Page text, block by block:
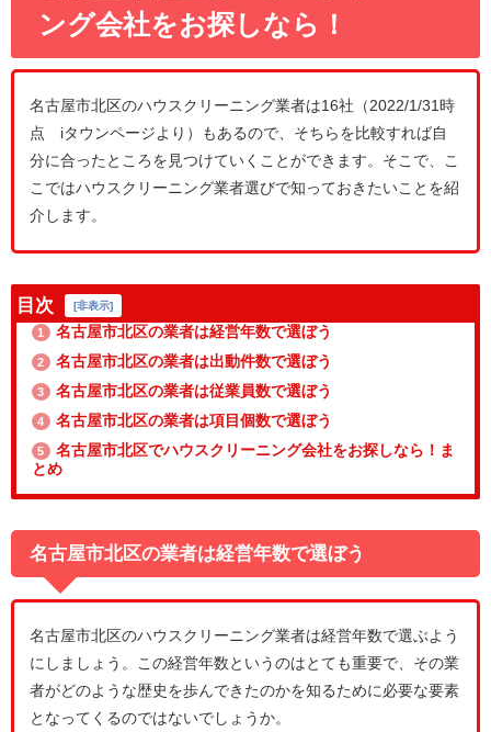
ング会社をお探しなら！
名古屋市北区のハウスクリーニング業者は16社（2022/1/31時
点 iタウンページより）もあるので、そちらを比較すれば自
分に合ったところを見つけていくことができます。そこで、こ
こではハウスクリーニング業者選びで知っておきたいことを紹
介します。
目次 [非表示]
1 名古屋市北区の業者は経営年数で選ぼう
2 名古屋市北区の業者は出動件数で選ぼう
3 名古屋市北区の業者は従業員数で選ぼう
4 名古屋市北区の業者は項目個数で選ぼう
5
名古屋市北区でハウスクリーニング会社をお探しなら！ま
とめ
名古屋市北区の業者は経営年数で選ぼう
名古屋市北区のハウスクリーニング業者は経営年数で選ぶよう
にしましょう。この経営年数というのはとても重要で、その業
者がどのような歴史を歩んできたのかを知るために必要な要素
となってくるのではないでしょうか。